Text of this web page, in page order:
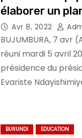
élaborer un
l’ONATEL
Avr 8, 2022
BUJUMBURA, 7 avr
réuni mardi 5 avril
présidence du
Evariste
BURUNDI EDUCATION